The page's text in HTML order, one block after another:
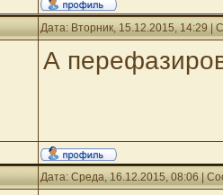
Дата: Вторник, 15.12.2015, 14:29 |
А
Дата: Среда, 16.12.2015, 08:06 |